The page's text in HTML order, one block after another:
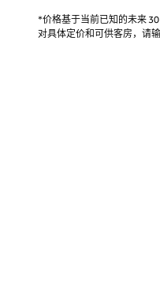
*价格基于当前已知的未来
对具体定价和可供客房，请输